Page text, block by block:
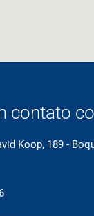
contato
Koop, 189 -